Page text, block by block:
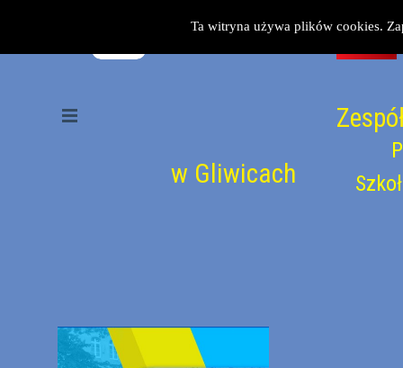
Ta witryna używa plików cookies.
w Gliwicach